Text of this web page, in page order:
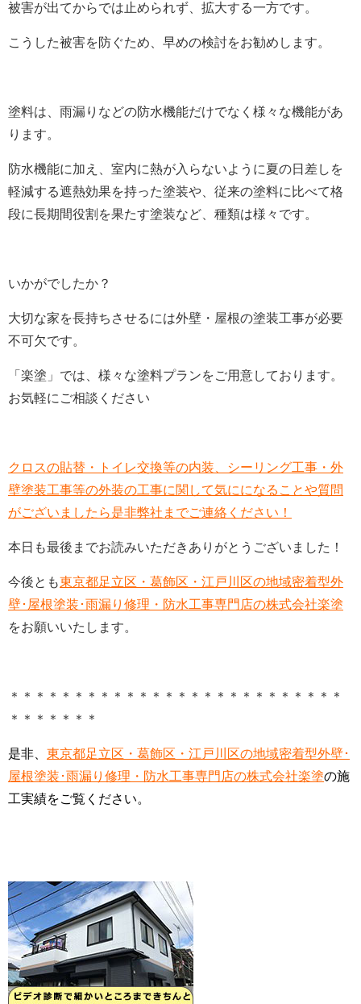
被害が出てからでは止められず、拡大する一方です。
こうした被害を防ぐため、早めの検討をお勧めします。
塗料は、雨漏りなどの防水機能だけでなく様々な機能があ
ります。
防水機能に加え、室内に熱が入らないように夏の日差しを
軽減する遮熱効果を持った塗装や、従来の塗料に比べて格
段に長期間役割を果たす塗装など、種類は様々です。
いかがでしたか？
大切な家を長持ちさせるには外壁・屋根の塗装工事が必要
不可欠です。
「楽塗」では、様々な塗料プランをご用意しております。
お気軽にご相談ください
クロスの貼替・トイレ交換等の内装、シーリング工事・外
壁塗装工事等の外装の工事に関して気にになることや質問
がございましたら是非弊社までご連絡ください！
本日も最後までお読みいただきありがとうございました！
今後とも東京都足立区・葛飾区・江戸川区の地域密着型外
壁･屋根塗装･雨漏り修理・防水工事専門店の株式会社楽塗
をお願いいたします。
＊＊＊＊＊＊＊＊＊＊＊＊＊＊＊＊＊＊＊＊＊＊＊＊＊＊
＊＊＊＊＊＊＊
是非、 東京都足立区・葛飾区・江戸川区の地域密着型外壁･
屋根塗装･雨漏り修理・防水工事専門店の株式会社楽塗の施
工実績をご覧ください。